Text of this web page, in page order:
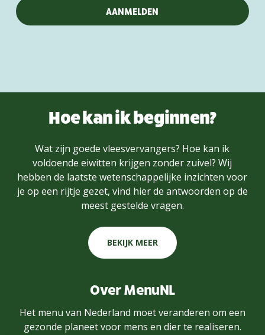
Hoe kan ik beginnen?
Wat zijn goede vleesvervangers? Hoe kan ik
voldoende eiwitten krijgen zonder zuivel? Wij
hebben de laatste wetenschappelijke inzichten voor
je op een rijtje gezet, vind hier de antwoorden op de
meest gestelde vragen.
BEKIJK MEER
Over MenuNL
Het menu van Nederland moet veranderen om een
gezonde planeet voor mens en dier te realiseren.